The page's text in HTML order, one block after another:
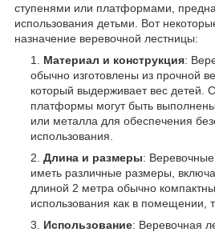
ступенями или платформами,
использования детьми. Вот
назначение веревочной лестницы:
Материал и конструкция:
обычно изготовлены из прочной
который выдерживает вес детей.
платформы могут быть
или металла для обеспечения
использования.
Длина и размеры:
иметь различные размеры,
длиной 2 метра обычно
использования как в помещении,
Использование: Веревочная